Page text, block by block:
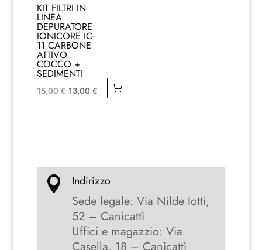
KIT FILTRI IN
LINEA
DEPURATORE
IONICORE IC-
11 CARBONE
ATTIVO
COCCO +
SEDIMENTI
15,00€ Il13,00 €Il
 Indirizzo
Sede legale: Via Nilde Iotti,
52 – Canicattì
Uffici e magazzio: Via